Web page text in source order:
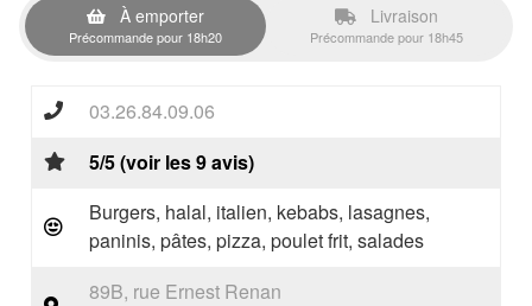
À emporter
Précommande pour 18h20
Livraison
Précommande pour 18h45
03.26.84.09.06
5/5 (voir les 9 avis)
Burgers, halal, italien, kebabs, lasagnes,
paninis, pâtes, pizza, poulet frit, salades
89B, rue Ernest Renan